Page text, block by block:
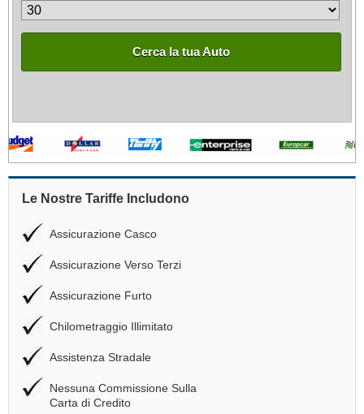
Cerca la tua Auto
Le Nostre Tariffe Includono
Assicurazione Casco
Assicurazione Verso Terzi
Assicurazione Furto
Chilometraggio Illimitato
Assistenza Stradale
Nessuna Commissione Sulla
Carta di Credito